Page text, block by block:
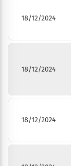
18/12/2024
18/12/2024
18/12/2024